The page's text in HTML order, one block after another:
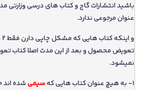
باشید انتشارات گاج و کتاب های درسی وزارتی
عنوان مرجوعی ندارد.
تعویض محصول و بعد از این مدت اصلا کتاب
نمیشود.
1- به هیچ عنوان کتاب هایی که
سیمیشده